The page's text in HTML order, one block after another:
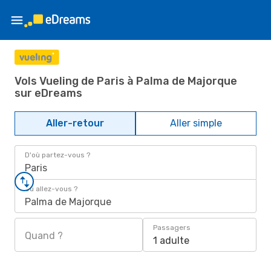
Vols Vueling de Paris à Palma de Majorque
sur eDreams
Aller-retour Aller simple
D'où partez-vous ?
Paris
Où allez-vous ?
Palma de Majorque
Quand ?
Passagers
1 adulte